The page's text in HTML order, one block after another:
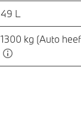
49 L
1300 kg (Auto